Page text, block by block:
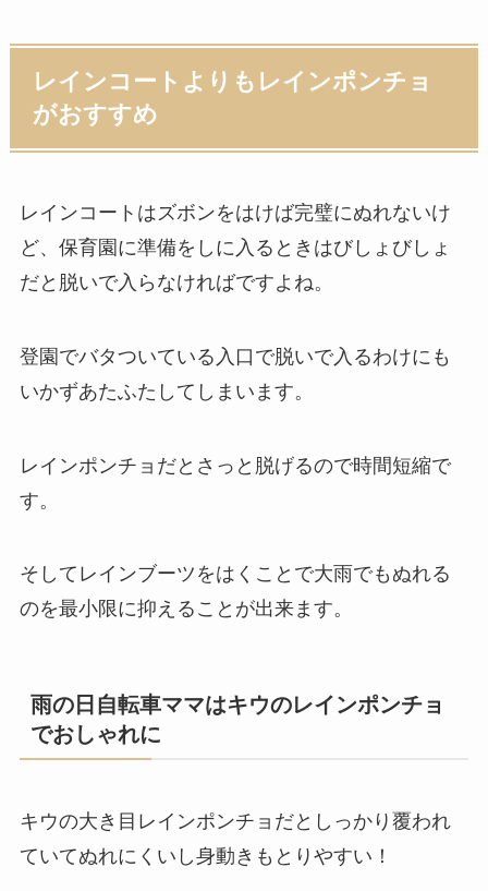
レインコートよりもレインポンチョ
がおすすめ
レインコートはズボンをはけば完璧にぬれないけ
ど、保育園に準備をしに入るときはびしょびしょ
だと脱いで入らなければですよね。
登園でバタついている入口で脱いで入るわけにも
いかずあたふたしてしまいます。
レインポンチョだとさっと脱げるので時間短縮で
す。
そしてレインブーツをはくことで大雨でもぬれる
のを最小限に抑えることが出来ます。
雨の日自転車ママはキウのレインポンチョ
でおしゃれに
キウの大き目レインポンチョ だとしっかり覆われ
ていてぬれにくいし身動きもとりやすい！